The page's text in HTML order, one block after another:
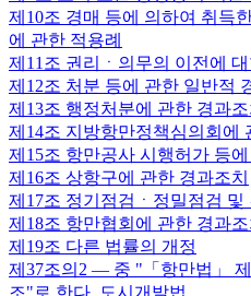
제10조 경매 등에 의하여 취득
에 관한 적용례
제11조 권리ㆍ의무의 이전에
제12조 처분 등에 관한 일반적
제13조 행정처분에 관한 경과조
제14조 지방항만정책심의회에
제15조 항만공사 시행허가 등에
제16조 상항구에 관한 경과조치
제17조 정기점검ㆍ정밀점검 및
제18조 항만협회에 관한 경과조
제19조 다른 법률의 개정
제37조의2 — 중 "「항만법」
조"로 한다. 도시개발법 …